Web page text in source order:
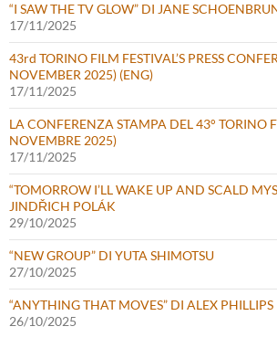
“I SAW THE TV GLOW” DI JANE
17/11/2025
43rd TORINO FILM FESTIVAL’S PRESS
NOVEMBER 2025) (ENG)
17/11/2025
LA CONFERENZA STAMPA DEL 43° TORINO
NOVEMBRE 2025)
17/11/2025
“TOMORROW I’LL WAKE UP AND SCALD
JINDŘICH POLÁK
29/10/2025
“NEW GROUP” DI YUTA SHIMOTSU
27/10/2025
“ANYTHING THAT MOVES” DI ALEX PHILLIPS
26/10/2025